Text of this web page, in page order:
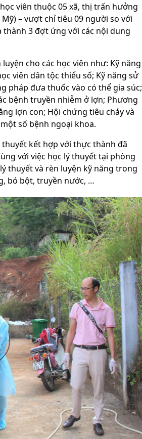
viên thuộc 05 xã, thị trấn hưởng
Mỹ) – vượt chỉ tiêu 09 người so với
thành 3 đợt ứng với các nội dung
cho các học viên như: Kỹ năng
viên dân tộc thiểu số; Kỹ năng sử
pháp đưa thuốc vào có thể gia súc;
bệnh truyền nhiễm ở lợn; Phương
lợn con; Hội chứng tiêu chảy và
số bệnh ngoại khoa.
kết hợp với thực thành đã
với việc học lý thuyết tại phòng
thuyết và rèn luyện kỹ năng trong
bó bột, truyền nước, …